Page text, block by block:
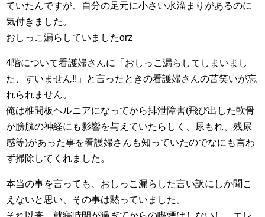
ていたんですが、自分の足元に小さい水溜まりがあるのに
気付きました。
おしっこ漏らしていましたorz
4階について看護婦さんに「おしっこ漏らしてしまいまし
た、すいません!!」と言ったときの看護婦さんの苦笑いが忘
れられません。
俺は椎間板ヘルニアになってから排泄障害(飛び出した軟骨
が膀胱の神経にも影響を与えていたらしく、尿もれ、残尿
感等)があった事を看護婦さんも知っていたのでなにも言わ
ず掃除してくれました。
本当の事を言っても、おしっこ漏らした言い訳にしか聞こ
えないと思い、その事は黙っていました。